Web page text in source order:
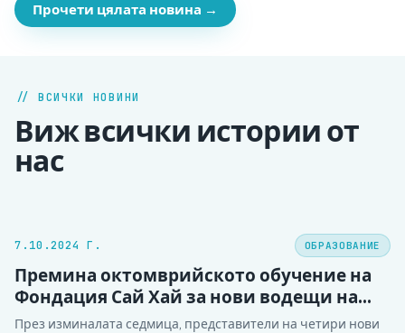
Прочети цялата новина →
// ВСИЧКИ НОВИНИ
Виж всички истории от
нас
7.10.2024 Г. ОБРАЗОВАНИЕ
Премина октомврийското обучение на
Фондация Сай Хай за нови водещи на
научни клубове
През изминалата седмица, представители на четири нови